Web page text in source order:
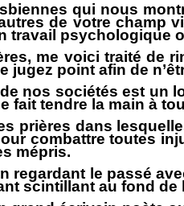
qui nous
de votre champ
travail psychologique
me voici traité de
jugez point afin de
nos sociétés est un
fait tendre la main à
prières dans
combattre toutes
mépris.
regardant le passé
scintillant au fond